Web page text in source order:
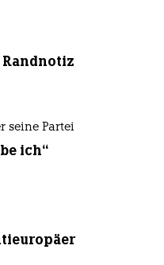
seine Partei
ich“